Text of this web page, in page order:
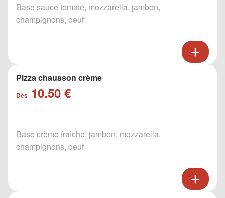
Base sauce tomate, mozzarella, jambon,
champignons, oeuf
Pizza chausson crème
Dès 10.50 €
Base crème fraîche, jambon, mozzarella,
champignons, oeuf